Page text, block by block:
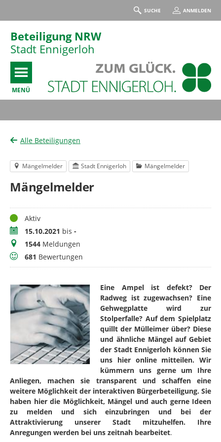
SUCHE ANMELDEN
Beteiligung NRW
Stadt Ennigerloh
MENÜ
Alle Beteiligungen
Mängelmelder Stadt Ennigerloh Mängelmelder
Mängelmelder
StatusAktiv
Zeitraum15.10.2021 bis -
Meldungen
1544 Meldungen
Bewertungen
681 Bewertungen
Eine Ampel ist defekt? Der
Radweg ist zugewachsen? Eine
Gehwegplatte wird zur
Stolperfalle? Auf dem Spielplatz
quillt der Mülleimer über? Diese
und ähnliche Mängel auf Gebiet
der Stadt Ennigerloh können Sie
uns hier online mitteilen. Wir
kümmern uns gerne um Ihre
Anliegen, machen sie transparent und schaffen eine
weitere Möglichkeit der interaktiven Bürgerbeteiligung. Sie
haben hier die Möglichkeit, Mängel und auch gerne Ideen
zu melden und sich einzubringen und bei der
Attraktivierung unserer Stadt mitzuhelfen. Ihre
Anregungen werden bei uns zeitnah bearbeitet.